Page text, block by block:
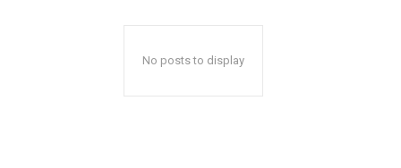
No posts to display